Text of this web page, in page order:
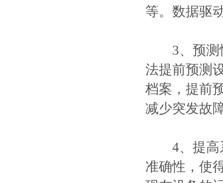
等。数据驱
3、预测性
法提前预测
档案，提前
减少突发故
4、提高系
准确性，使